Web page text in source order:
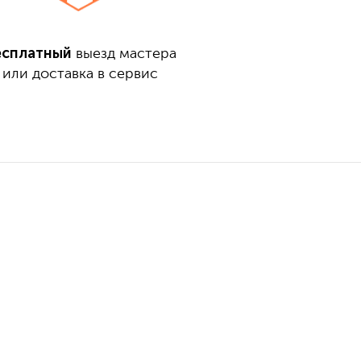
выезд мастера
или доставка в сервис